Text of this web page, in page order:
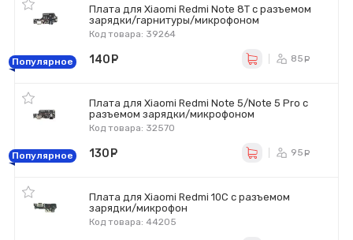
Плата для Xiaomi Redmi Note 8T с разъемом
зарядки/гарнитуры/микрофоном
Код товара: 39264
Популярное 140 85
Плата для Xiaomi Redmi Note 5/Note 5 Pro с
разъемом зарядки/микрофоном
Код товара: 32570
Популярное 130 95
Плата для Xiaomi Redmi 10C с разъемом
зарядки/микрофон
Код товара: 44205